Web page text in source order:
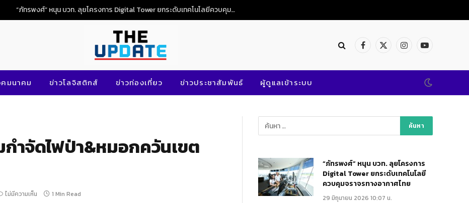
“ภัทรพงศ์” หนุน บวท. ลุยโครงการ Digital Tower ยกระดับเทคโนโลยีควบคุมจราจรทางอากาศไทย
Facebook
X
InstagramYouTube
มนาคม ข่าวโลจิสติกส์ ข่าวท่องเที่ยว ข่าวประชาสัมพันธ์ ผู้ดูแลเข้าระบบ
ำจัดไฟป่า&หมอกควันเขต
ไม่มีความเห็น 1 Min Read
“ภัทรพงศ์” หนุน บวท. ลุยโครงการ
Digital Tower ยกระดับเทคโนโลยี
ควบคุมจราจรทางอากาศไทย
29 มิถุนายน 2026 10:07 น.